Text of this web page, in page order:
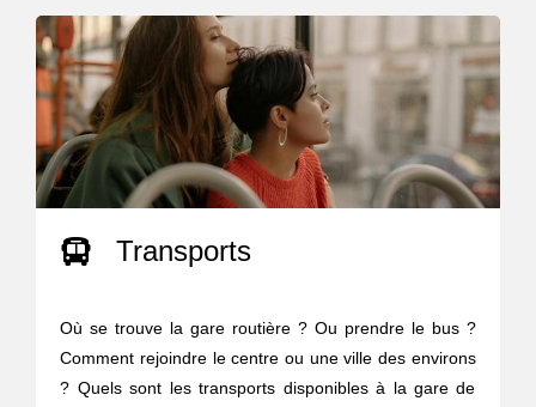
Transports
Où se trouve la gare routière ? Ou prendre le bus ?
Comment rejoindre le centre ou une ville des environs
? Quels sont les transports disponibles à la gare de